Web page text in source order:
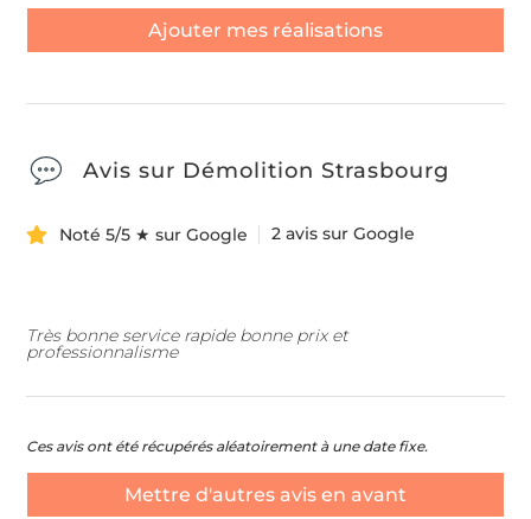
Ajouter mes réalisations
Avis sur Démolition Strasbourg
Noté 5/5 ★ sur Google 2 avis sur Google
Très bonne service rapide bonne prix et
professionnalisme
Ces avis ont été récupérés aléatoirement à une date fixe.
Mettre d'autres avis en avant